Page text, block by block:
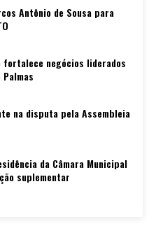
Antônio de Sousa para
fortalece negócios liderados
na disputa pela Assembleia
da Câmara Municipal
suplementar